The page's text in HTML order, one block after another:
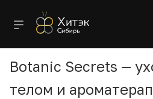
Botanic Secrets —
телом и